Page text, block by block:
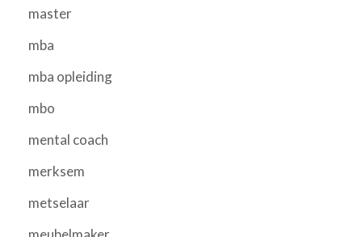
master
mba
mba opleiding
mbo
mental coach
merksem
metselaar